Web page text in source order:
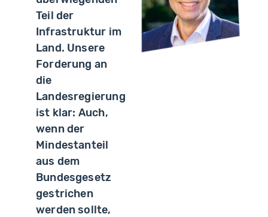
Teil der
Infrastruktur im
Land. Unsere
Forderung an
die
Landesregierung
ist klar: Auch,
wenn der
Mindestanteil
aus dem
Bundesgesetz
gestrichen
werden sollte,